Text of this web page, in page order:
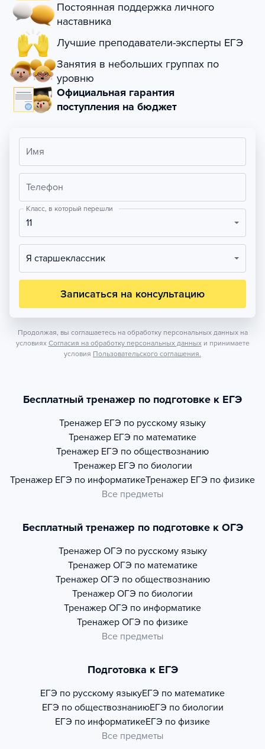
Постоянная поддержка личного
наставника
Лучшие преподаватели-эксперты ЕГЭ
Занятия в небольших группах по
уровню
Официальная гарантия
поступления на бюджет
Имя
Телефон
Класс, в который перешли
11
Я старшеклассник
Записаться на консультацию
Продолжая, вы соглашаетесь на обработку персональных данных на
условиях Согласия на обработку персональных данных и принимаете
условия Пользовательского соглашения.
Бесплатный тренажер по подготовке к ЕГЭ
Тренажер ЕГЭ по русскому языку
Тренажер ЕГЭ по математике
Тренажер ЕГЭ по обществознанию
Тренажер ЕГЭ по биологии
Тренажер ЕГЭ по информатикеТренажер ЕГЭ по физике
Все предметы
Бесплатный тренажер по подготовке к ОГЭ
Тренажер ОГЭ по русскому языку
Тренажер ОГЭ по математике
Тренажер ОГЭ по обществознанию
Тренажер ОГЭ по биологии
Тренажер ОГЭ по информатике
Тренажер ОГЭ по физике
Все предметы
Подготовка к ЕГЭ
ЕГЭ по русскому языкуЕГЭ по математике
ЕГЭ по обществознаниюЕГЭ по биологии
ЕГЭ по информатикеЕГЭ по физике
Все предметы